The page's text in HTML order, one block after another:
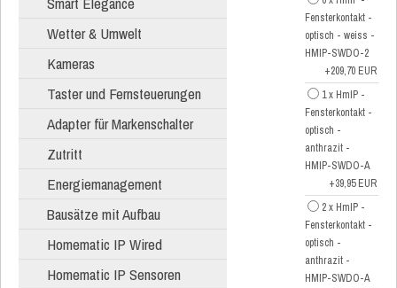
Wetter & Umwelt
Kameras
Taster und Fernsteuerungen
Adapter für Markenschalter
Zutritt
Energiemanagement
Bausätze mit Aufbau
Homematic IP Wired
Homematic IP Sensoren
Fensterkontakt -
optisch - weiss -
HMIP-SWDO-2
+209,70 EUR
1 x HmIP -
Fensterkontakt -
optisch -
anthrazit -
HMIP-SWDO-A
+39,95 EUR
2 x HmIP -
Fensterkontakt -
optisch -
anthrazit -
HMIP-SWDO-A